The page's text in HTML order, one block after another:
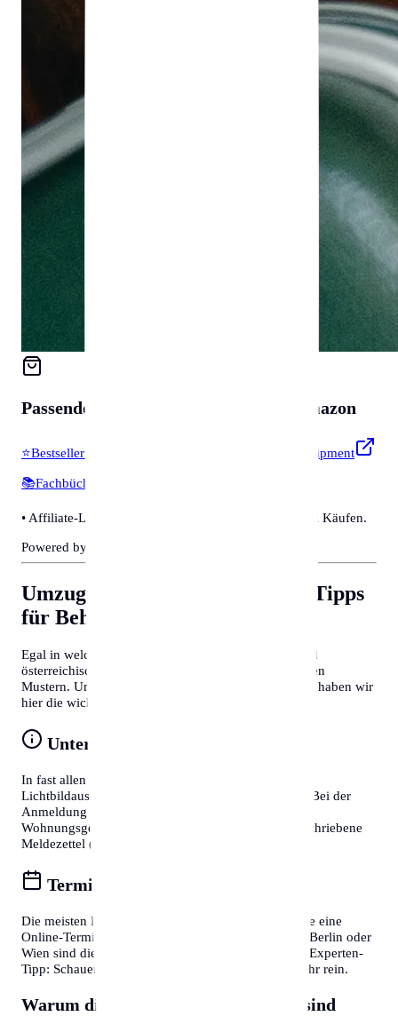
Passendes für auf Amazon
⭐Bestseller & Favoriten
Profi-Werkzeug & Equipment
📚Fachbücher & Guides
• Affiliate-Link: Wir erhalten eine kleine Provision bei Käufen.
Powered by Amazon 🛒
Umzug nach Erfurt
Allgemeine Tipps
für Behördengänge
Egal in welcher Stadt Sie sich befinden, deutsche und
österreichische Behördenprozesse folgen oft ähnlichen
Mustern. Um Zeit zu sparen und Frust zu vermeiden, haben wir
hier die wichtigsten Tipps für Sie zusammengefasst:
Unterlagen vorbereiten
In fast allen Fällen benötigen Sie einen gültigen
Lichtbildausweis (Reisepass oder Personalausweis). Bei der
Anmeldung eines Wohnsitzes ist zudem die
Wohnungsgeberbestätigung (in DE) bzw. der unterschriebene
Meldezettel (in AT) zwingend erforderlich.
Termine online buchen
Die meisten Bürgerservice-Stellen bieten mittlerweile eine
Online-Terminvereinbarung an. In Großstädten wie Berlin oder
Wien sind diese oft Wochen im Voraus ausgebucht. Experten-
Tipp: Schauen Sie morgens gegen 7:30 oder 8:00 Uhr rein.
Warum diese Informationen wichtig sind